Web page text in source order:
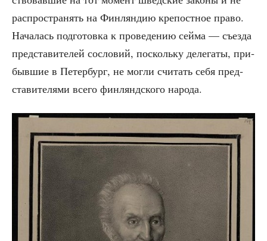
рас­про­стра­нять на Фин­лян­дию кре­пост­ное пра­во.
Нача­лась под­го­тов­ка к про­ве­де­нию сей­ма — съез­да
пред­ста­ви­те­лей сосло­вий, посколь­ку деле­га­ты, при­
быв­шие в Петер­бург, не мог­ли счи­тать себя пред­
ста­ви­те­ля­ми все­го фин­лянд­ско­го народа.